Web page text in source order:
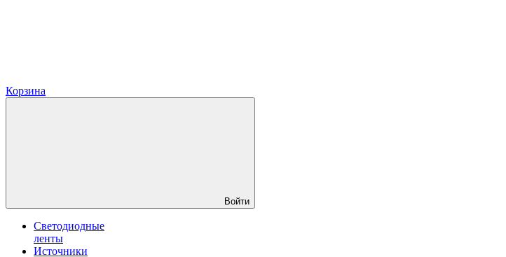
Корзина
Войти
Светодиодные
ленты
Источники